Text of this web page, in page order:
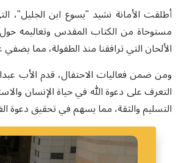
أطلقت الأمانة نشيد "يسوع ابن الجليل"،
مستوحاة من الكتاب المقدس وتعاليمه
الألحان التي ترافقنا منذ الطفولة، مما
ومن ضمن فعاليات الاحتفال، قدم الأب
التعرف على دعوة الله في حياة الإنسان
التسليم والثقة، مما يسهم في تحقيق دعوة